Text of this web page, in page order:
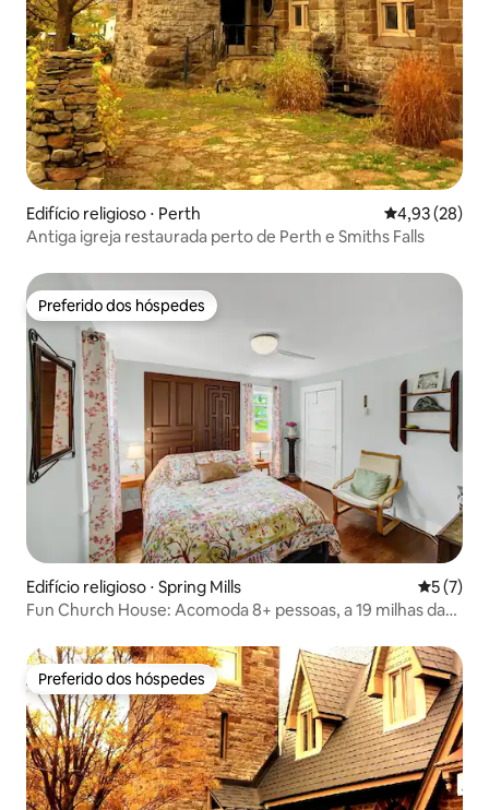
Edifício religioso ⋅ Perth 4,93 de uma
4,93 (28)
Antiga igreja restaurada perto de Perth e Smiths Falls
Preferido dos hóspedes
Preferido dos hóspedes
Edifício religioso ⋅ Spring Mills 5 de
5 (7)
Fun Church House: Acomoda 8+ pessoas, a 19 milhas da
Preferido dos hóspedes
Preferido dos hóspedes